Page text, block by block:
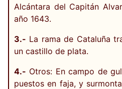
Alcántara del Capitán
año 1643.
3.- La rama de Cataluña
un castillo de plata.
4.- Otros: En campo de
puestos en faja, y